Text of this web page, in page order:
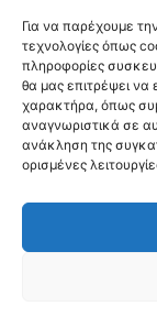
Για να παρέχουμε
τεχνολογίες όπως
πληροφορίες
θα μας επιτρέψει
χαρακτήρα, όπως
αναγνωριστικά σε
ανάκληση της
ορισμένες